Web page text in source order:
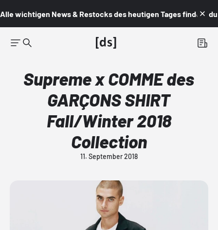
Alle wichtigen News & Restocks des heutigen Tages findest du
Supreme x COMME des
GARÇONS SHIRT
Fall/Winter 2018
Collection
11. September 2018